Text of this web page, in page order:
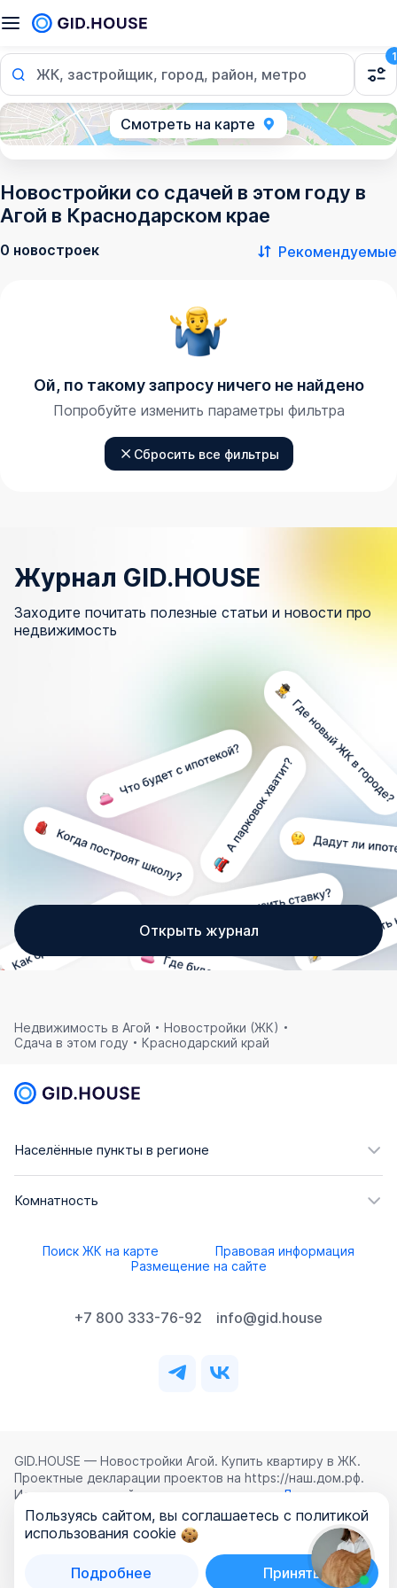
ЖК, застройщик, город, район, метро
1
Смотреть на карте
Новостройки со сдачей в этом году в
Агой в Краснодарском крае
0 новостроек Рекомендуемые
Ой, по такому запросу ничего не найдено
Попробуйте изменить параметры фильтра
Сбросить все фильтры
Журнал GID.HOUSE
Заходите почитать полезные статьи и новости про
недвижимость
Открыть журнал
Недвижимость в Агой
Новостройки (ЖК)
Сдача в этом году
Краснодарский край
Населённые пункты в регионе
Комнатность
Поиск ЖК на карте
Правовая информация
Размещение на сайте
+7 800 333-76-92 info@gid.house
GID.HOUSE — Новостройки Агой. Купить квартиру в ЖК.
Проектные декларации проектов на https://наш.дом.рф.
Использование сайта означает согласие с
Лицензионным
соглашением
,Политикой конфиденциальностии
Политикой обработки персональных данных
ООО «ГИД.ХАУЗ»
Пользуясь сайтом, вы соглашаетесь с политикой
использования cookie
Подробнее Принять